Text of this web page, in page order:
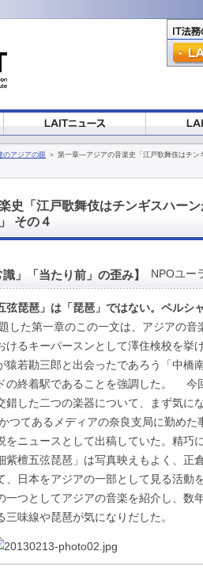
のアジアの眼
＞ 第一章―アジアの音楽史「江戸歌舞伎はチ
史「江戸歌舞伎はチンギスハー
その４
NPOユ
識」「当たり前」の歪み】
琵琶」は「琵琶」ではない。ペルシ
た第一章のこの一文は、アジアの音
けるキーパースンとして澤住検校を挙
猿若勘三郎と出会ったであろう「中橋
の終着駅であることを強調した。 今
錯した二つの楽器について、まず気に
てあるメディアの奈良支局に勤めた
をニュースとして出稿していた。精巧
紫檀五弦琵琶」は写真映えもよく、正
、日本をアジアの一部として見る活動
一つとしてアジアの音楽を紹介し、数
味線や琵琶が気になりだした。